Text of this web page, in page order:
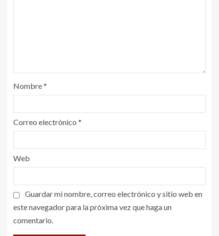
Nombre*
Correo electrónico *
Web
Guardar mi nombre, correo electrónico y sitio web en
este navegador para la próxima vez que haga un
comentario.